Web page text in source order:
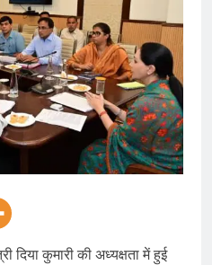
दिया कुमारी की अध्यक्षता में हुई